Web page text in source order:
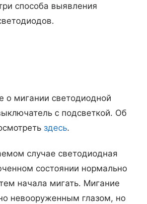
способа выявления
о мигании светодиодной
с подсветкой. Об
здесь.
случае светодиодная
состоянии нормально
начала мигать. Мигание
невооруженным глазом, но